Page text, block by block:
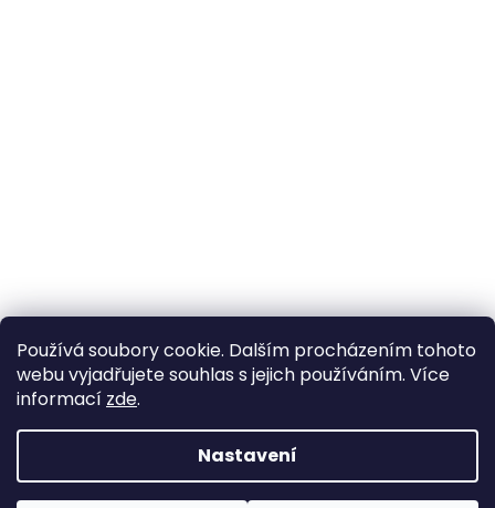
Používá soubory cookie. Dalším procházením tohoto
webu vyjadřujete souhlas s jejich používáním. Více
informací zde.
Nastavení
Pokud u nás nenajdete konkrétní produkt, neváhejte se
Vytvořil Shoptet